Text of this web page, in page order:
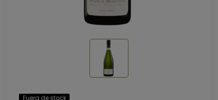
Fuera de stock